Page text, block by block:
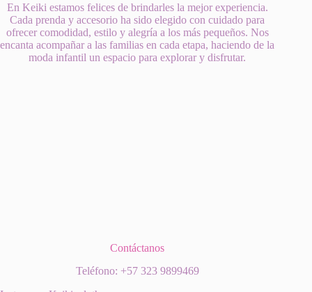
En Keiki estamos felices de brindarles la mejor experiencia.
Cada prenda y accesorio ha sido elegido con cuidado para
ofrecer comodidad, estilo y alegría a los más pequeños. Nos
encanta acompañar a las familias en cada etapa, haciendo de la
moda infantil un espacio para explorar y disfrutar.
Contáctanos
Teléfono: +57 323 9899469